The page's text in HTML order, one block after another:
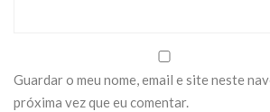
Guardar o meu nome, email e site neste
próxima vez que eu comentar.